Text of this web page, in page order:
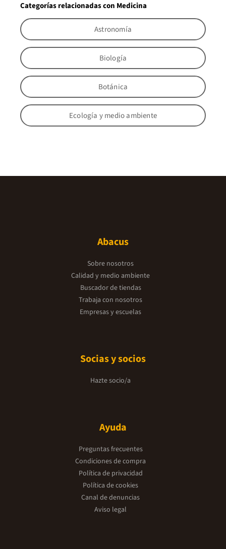
Categorías relacionadas con Medicina
Astronomía
Biología
Botánica
Ecología y medio ambiente
Abacus
Sobre nosotros
Calidad y medio ambiente
Buscador de tiendas
Trabaja con nosotros
Empresas y escuelas
Socias y socios
Hazte socio/a
Ayuda
Preguntas frecuentes
Condiciones de compra
Política de privacidad
Política de cookies
Canal de denuncias
Aviso legal